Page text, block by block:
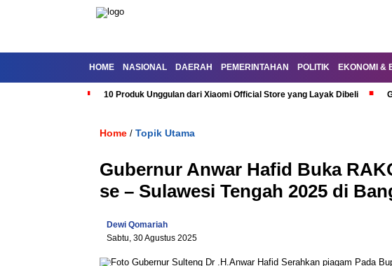
HOME NASIONAL DAERAH PEMERINTAHAN POLITIK EKONOMI &
10 Produk Unggulan dari Xiaomi Official Store yang Layak Dibeli
Home / Topik Utama
Gubernur Anwar Hafid Buka
se – Sulawesi Tengah 2025 di
Dewi Qomariah
Sabtu, 30 Agustus 2025